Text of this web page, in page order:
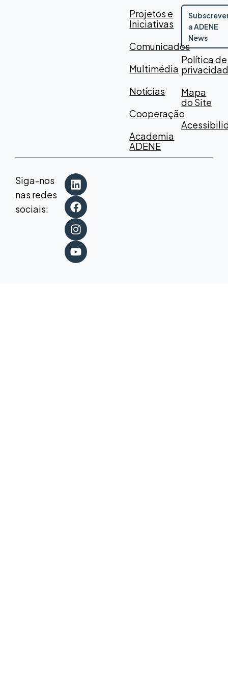
Projetos e
Iniciativas
Comunicados
Multimédia
Notícias
Cooperação
Academia
ADENE
a ADENE
News
Política de
Mapa
do Site
Siga-nos
nas redes
sociais: